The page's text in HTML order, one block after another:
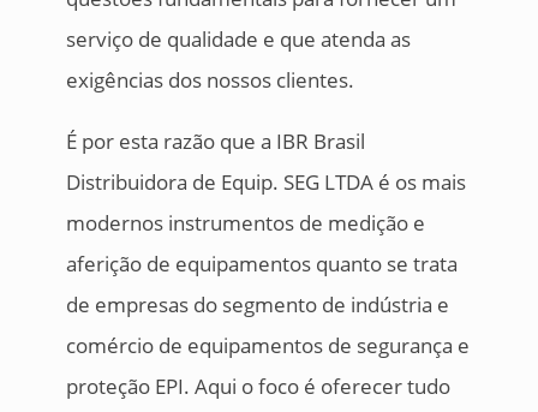
serviço de qualidade e que atenda as
exigências dos nossos clientes.
É por esta razão que a IBR Brasil
Distribuidora de Equip. SEG LTDA é os mais
modernos instrumentos de medição e
aferição de equipamentos quanto se trata
de empresas do segmento de indústria e
comércio de equipamentos de segurança e
proteção EPI. Aqui o foco é oferecer tudo